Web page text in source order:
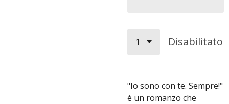
Disabilitato
"Io sono con te. Sempre!"
è un romanzo che